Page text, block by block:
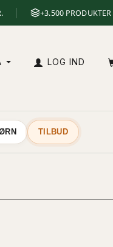
+3.500 PRODUKTER
LOG IND
TILBUD